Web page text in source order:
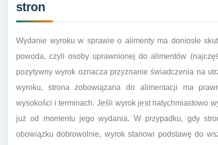
stron
Wydanie wyroku w sprawie o alimenty ma doniosłe
powoda, czyli osoby uprawnionej do alimentów
pozytywny wyrok oznacza przyznanie świadczenia na
wyroku, strona zobowiązana do alimentacji ma
wysokości i terminach. Jeśli wyrok jest natychmiastowo
już od momentu jego wydania. W przypadku, gdy
obowiązku dobrowolnie, wyrok stanowi podstawę do